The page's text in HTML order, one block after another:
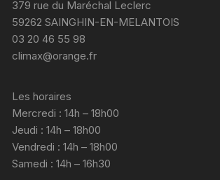
379 rue du Maréchal Leclerc
59262 SAINGHIN-EN-MELANTOIS
03 20 46 55 98
climax@orange.fr
Les horaires
Mercredi : 14h – 18h00
Jeudi : 14h – 18h00
Vendredi : 14h – 18h00
Samedi : 14h – 16h30